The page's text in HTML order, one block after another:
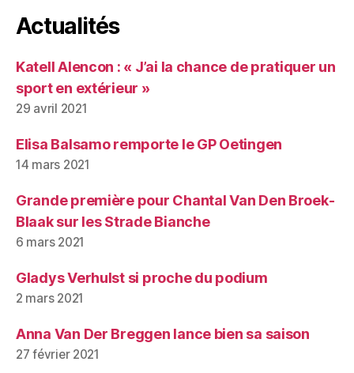
Actualités
Katell Alencon : « J’ai la chance de pratiquer un
sport en extérieur »
29 avril 2021
Elisa Balsamo remporte le GP Oetingen
14 mars 2021
Grande première pour Chantal Van Den Broek-
Blaak sur les Strade Bianche
6 mars 2021
Gladys Verhulst si proche du podium
2 mars 2021
Anna Van Der Breggen lance bien sa saison
27 février 2021